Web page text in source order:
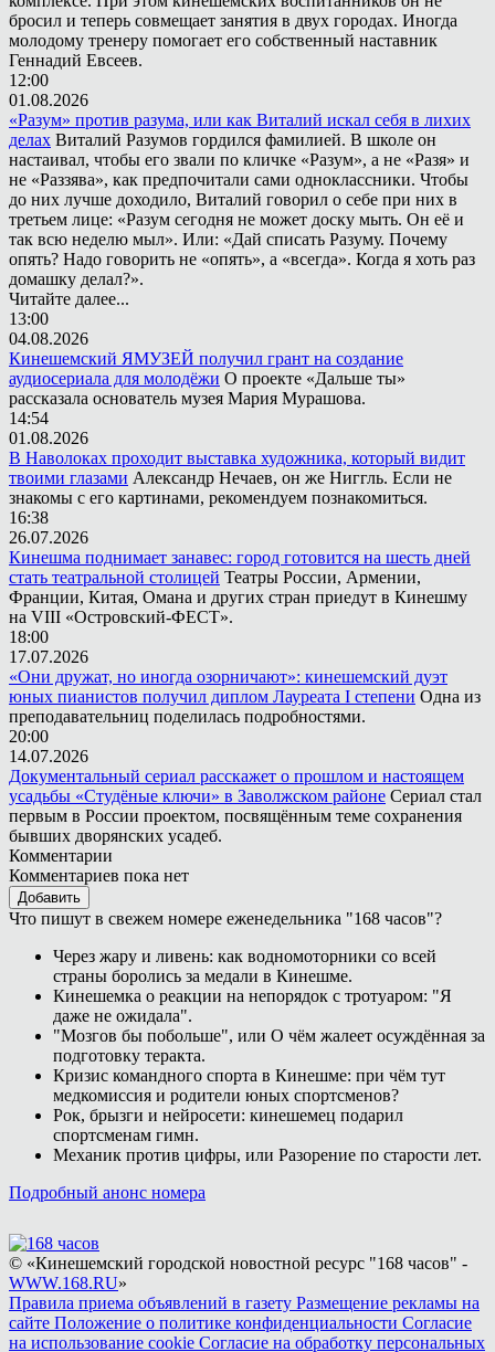
бросил и теперь совмещает занятия в двух городах. Иногда
молодому тренеру помогает его собственный наставник
Геннадий Евсеев.
12:00
01.08.2026
«Разум» против разума, или как Виталий искал себя в лихих
делах Виталий Разумов гордился фамилией. В школе он
настаивал, чтобы его звали по кличке «Разум», а не «Разя» и
не «Раззява», как предпочитали сами одноклассники. Чтобы
до них лучше доходило, Виталий говорил о себе при них в
третьем лице: «Разум сегодня не может доску мыть. Он её и
так всю неделю мыл». Или: «Дай списать Разуму. Почему
опять? Надо говорить не «опять», а «всегда». Когда я хоть раз
домашку делал?».
Читайте далее...
13:00
04.08.2026
Кинешемский ЯМУЗЕЙ получил грант на создание
аудиосериала для молодёжи О проекте «Дальше ты»
рассказала основатель музея Мария Мурашова.
14:54
01.08.2026
В Наволоках проходит выставка художника, который видит
твоими глазами Александр Нечаев, он же Ниггль. Если не
знакомы с его картинами, рекомендуем познакомиться.
16:38
26.07.2026
Кинешма поднимает занавес: город готовится на шесть дней
стать театральной столицей Театры России, Армении,
Франции, Китая, Омана и других стран приедут в Кинешму
на VIII «Островский-ФЕСТ».
18:00
17.07.2026
«Они дружат, но иногда озорничают»: кинешемский дуэт
юных пианистов получил диплом Лауреата I степени Одна из
преподавательниц поделилась подробностями.
20:00
14.07.2026
Документальный сериал расскажет о прошлом и настоящем
усадьбы «Студёные ключи» в Заволжском районе Сериал стал
первым в России проектом, посвящённым теме сохранения
бывших дворянских усадеб.
Комментарии
Комментариев пока нет
Добавить
Что пишут в свежем номере еженедельника "168 часов"?
Через жару и ливень: как водномоторники со всей
страны боролись за медали в Кинешме.
Кинешемка о реакции на непорядок с тротуаром: "Я
даже не ожидала".
"Мозгов бы побольше", или О чём жалеет осуждённая за
подготовку теракта.
Кризис командного спорта в Кинешме: при чём тут
медкомиссия и родители юных спортсменов?
Рок, брызги и нейросети: кинешемец подарил
спортсменам гимн.
Механик против цифры, или Разорение по старости лет.
Подробный анонс номера
© «Кинешемский городской новостной ресурс "168 часов" -
WWW.168.RU»
Правила приема объявлений в газету Размещение рекламы на
сайте Положение о политике конфиденциальности Согласие
на использование cookie Согласие на обработку персональных